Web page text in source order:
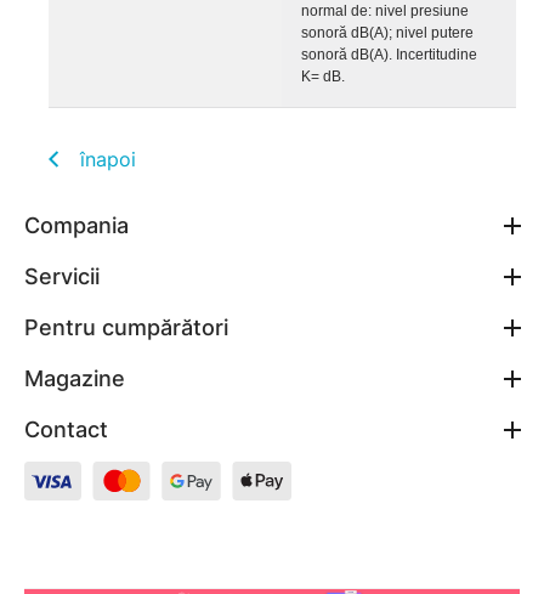
normal de: nivel presiune
sonoră dB(A); nivel putere
sonoră dB(A). Incertitudine
K= dB.
înapoi
Compania
Servicii
Pentru cumpărători
Magazine
Contact